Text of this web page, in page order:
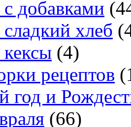
с добавками
хлеб
кексы (4)
рецептов
год и
(66)